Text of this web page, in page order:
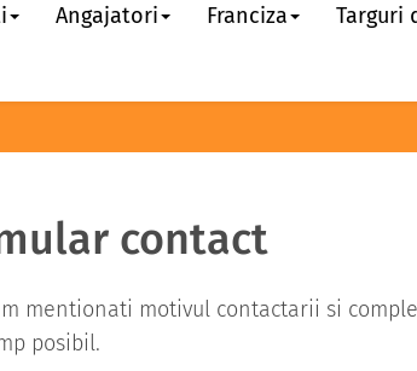
Angajatori Franciza Targuri
contact
mentionati motivul contactarii si
posibil.